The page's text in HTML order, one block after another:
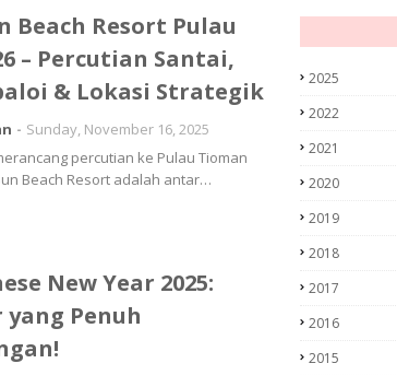
Beach Resort Pulau
– Percutian Santai,
& Lokasi Strategik
Sunday, November 16, 2025
percutian ke Pulau Tioman
Beach Resort adalah antar…
New Year 2025:
Penuh
2025
2022
2021
2020
2019
2018
2017
2016
2015